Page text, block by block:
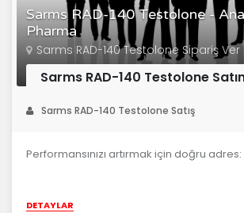
Sarms RAD-140 Testolone -
Pharma
Sarms RAD-140 Testolone Sipariş Ver
Sarms RAD-140 Testolone
Sarms RAD-140 Testolone Satış
Performansınızı artırmak için doğru
DETAYLAR